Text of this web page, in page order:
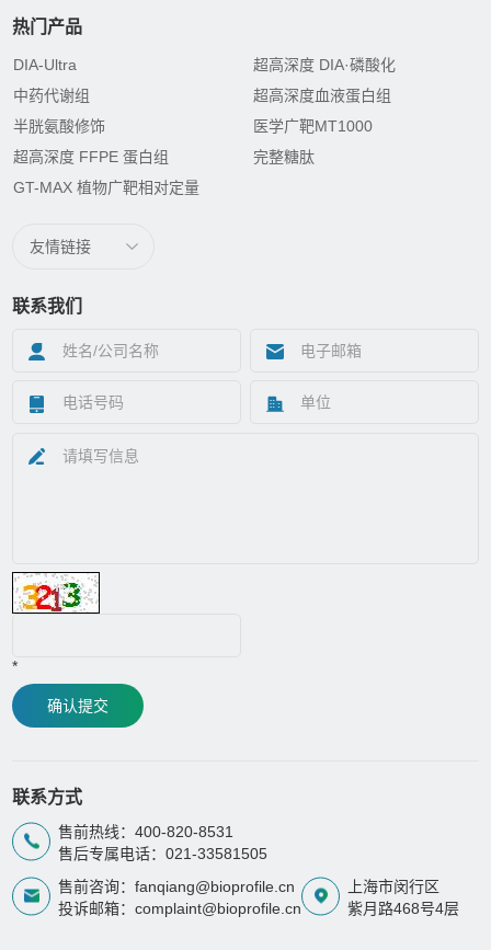
热门产品
DIA-Ultra
超高深度 DIA·磷酸化
中药代谢组
超高深度血液蛋白组
半胱氨酸修饰
医学广靶MT1000
超高深度 FFPE 蛋白组
完整糖肽
GT-MAX 植物广靶相对定量
友情链接
联系我们
*
确认提交
联系方式
售前热线：400-820-8531
售后专属电话：021-33581505
售前咨询：fanqiang@bioprofile.cn
投诉邮箱：complaint@bioprofile.cn
上海市闵行区
紫月路468号4层